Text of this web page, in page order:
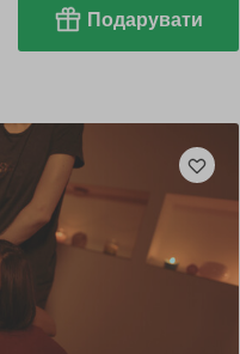
Подарувати